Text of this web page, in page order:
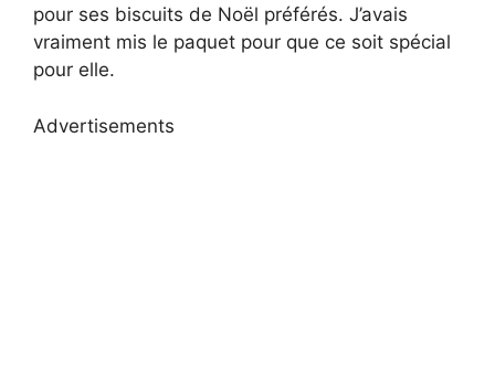
pour ses biscuits de Noël préférés. J’avais
vraiment mis le paquet pour que ce soit spécial
pour elle.
Advertisements